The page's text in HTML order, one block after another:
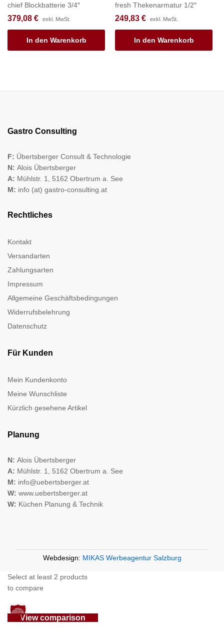
chief Blockbatterie 3/4″
379,08 € exkl. MwSt.
In den Warenkorb
fresh Thekenarmatur 1/2″
249,83 € exkl. MwSt.
In den Warenkorb
Gastro Consulting
F: Übertsberger Consult & Technologie
N: Alois Übertsberger
A: Mühlstr. 1, 5162 Obertrum a. See
M: info (at) gastro-consulting.at
Rechtliches
Kontakt
Versandarten
Zahlungsarten
Impressum
Allgemeine Geschäftsbedingungen
Widerrufsbelehrung
Datenschutz
Für Kunden
Mein Kundenkonto
Meine Wunschliste
Kürzlich gesehene Artikel
Planung
N: Alois Übertsberger
A: Mühlstr. 1, 5162 Obertrum a. See
M: info@uebertsberger.at
W: www.uebertsberger.at
W: Küchen Planung & Technik
Webdesign: MIKAS Werbeagentur Salzburg
Select at least 2 products
to compare
View comparison